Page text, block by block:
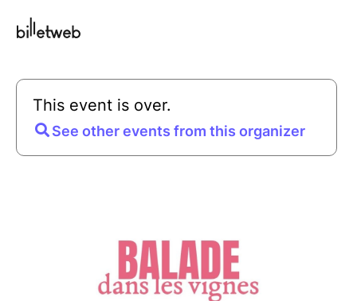
This event is over.
See other events from this organizer